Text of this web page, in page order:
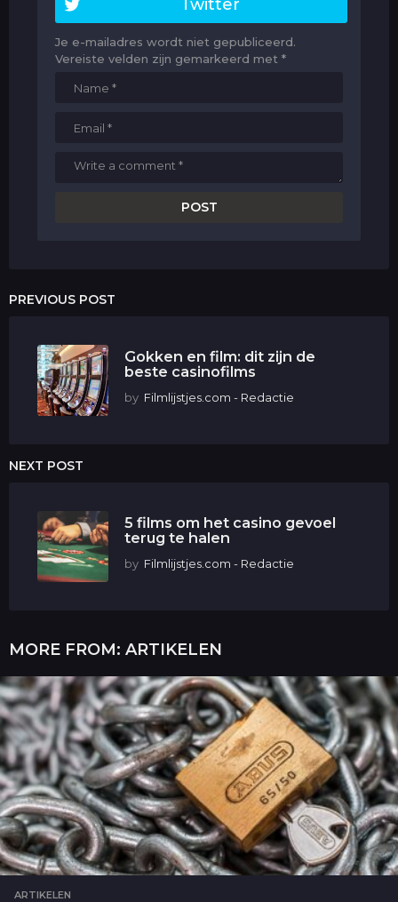
Twitter
Je e-mailadres wordt niet gepubliceerd.
Vereiste velden zijn gemarkeerd met *
PREVIOUS POST
Gokken en film: dit zijn de
beste casinofilms
by Filmlijstjes.com - Redactie
NEXT POST
5 films om het casino gevoel
terug te halen
by Filmlijstjes.com - Redactie
MORE FROM: ARTIKELEN
ARTIKELEN